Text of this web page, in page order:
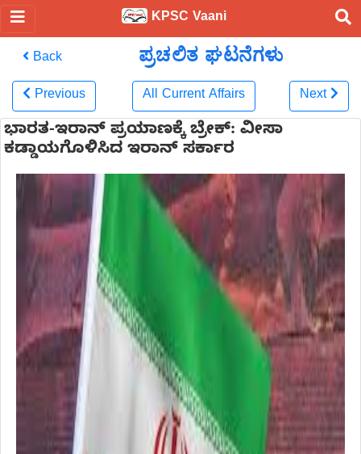
KPSC Vaani
Back ಪ್ರಚಲಿತ ಘಟನೆಗಳು
Previous All Current Affairs Next
ಭಾರತ-ಇರಾನ್ ಪ್ರಯಾಣಕ್ಕೆ ಬ್ರೇಕ್: ವೀಸಾ
ಕಡ್ಡಾಯಗೊಳಿಸಿದ ಇರಾನ್ ಸರ್ಕಾರ